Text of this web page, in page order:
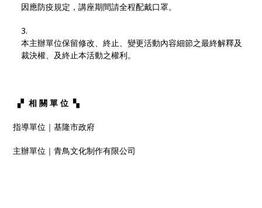
因應防疫規定，講座期間請全程配戴口罩。
本主辦單位保留修改、終止、變更活動內容細節之最終解釋及
裁決權、及終止本活動之權利。
▞​ ​相 關 單 位 ​ ▚
指導單位｜基隆市政府
主辦單位｜青鳥文化制作有限公司​